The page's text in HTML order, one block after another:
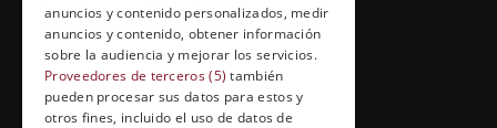
FORMACIÓN Y ENTRETENIMIENTO
Formación abierta
Cuídate con Grupo Esneca
anuncios y contenido personalizados, medir
anuncios y contenido, obtener información
sobre la audiencia y mejorar los servicios.
Proveedores de terceros (5) también
pueden procesar sus datos para estos y
otros fines, incluido el uso de datos de